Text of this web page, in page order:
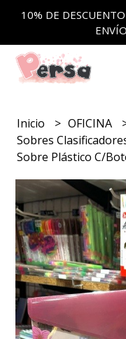
10% DE
Inicio
OFICINA
Sobres
Sobre Plástico C/